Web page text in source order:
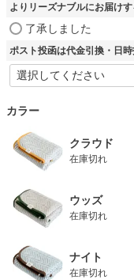
よりリーズナブルにお届け
了承しました
ポスト投函は代金引換・日
カラー
クラウド
在庫切れ
ウッズ
在庫切れ
ナイト
在庫切れ